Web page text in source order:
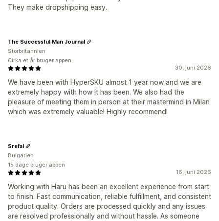
They make dropshipping easy.
30. juni 2026
We have been with HyperSKU almost 1 year now and we are
extremely happy with how it has been. We also had the
pleasure of meeting them in person at their mastermind in Milan
which was extremely valuable! Highly recommend!
The Successful Man Journal
Storbritannien
Cirka et år bruger appen
16. juni 2026
Working with Haru has been an excellent experience from start
to finish. Fast communication, reliable fulfillment, and consistent
product quality. Orders are processed quickly and any issues
are resolved professionally and without hassle. As someone
Srefal
Bulgarien
15 dage bruger appen